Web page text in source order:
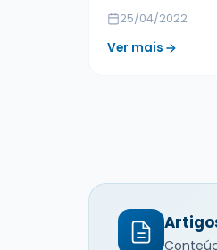
25/04/2022
Ver mais